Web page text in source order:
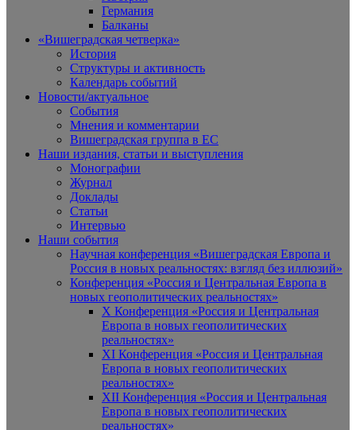
Германия
Балканы
«Вишеградская четверка»
История
Структуры и активность
Календарь событий
Новости/актуальное
События
Мнения и комментарии
Вишеградская группа в ЕС
Наши издания, статьи и выступления
Монографии
Журнал
Доклады
Статьи
Интервью
Наши события
Научная конференция «Вишеградская Европа и
Россия в новых реальностях: взгляд без иллюзий»
Конференция «Россия и Центральная Европа в
новых геополитических реальностях»
X Конференция «Россия и Центральная
Европа в новых геополитических
реальностях»
XI Конференция «Россия и Центральная
Европа в новых геополитических
реальностях»
XII Конференция «Россия и Центральная
Европа в новых геополитических
реальностях»